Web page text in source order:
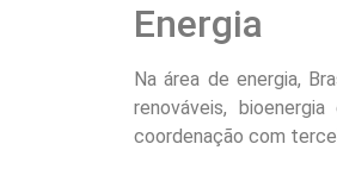
Energia
Na área de energia,
renováveis,
coordenação com